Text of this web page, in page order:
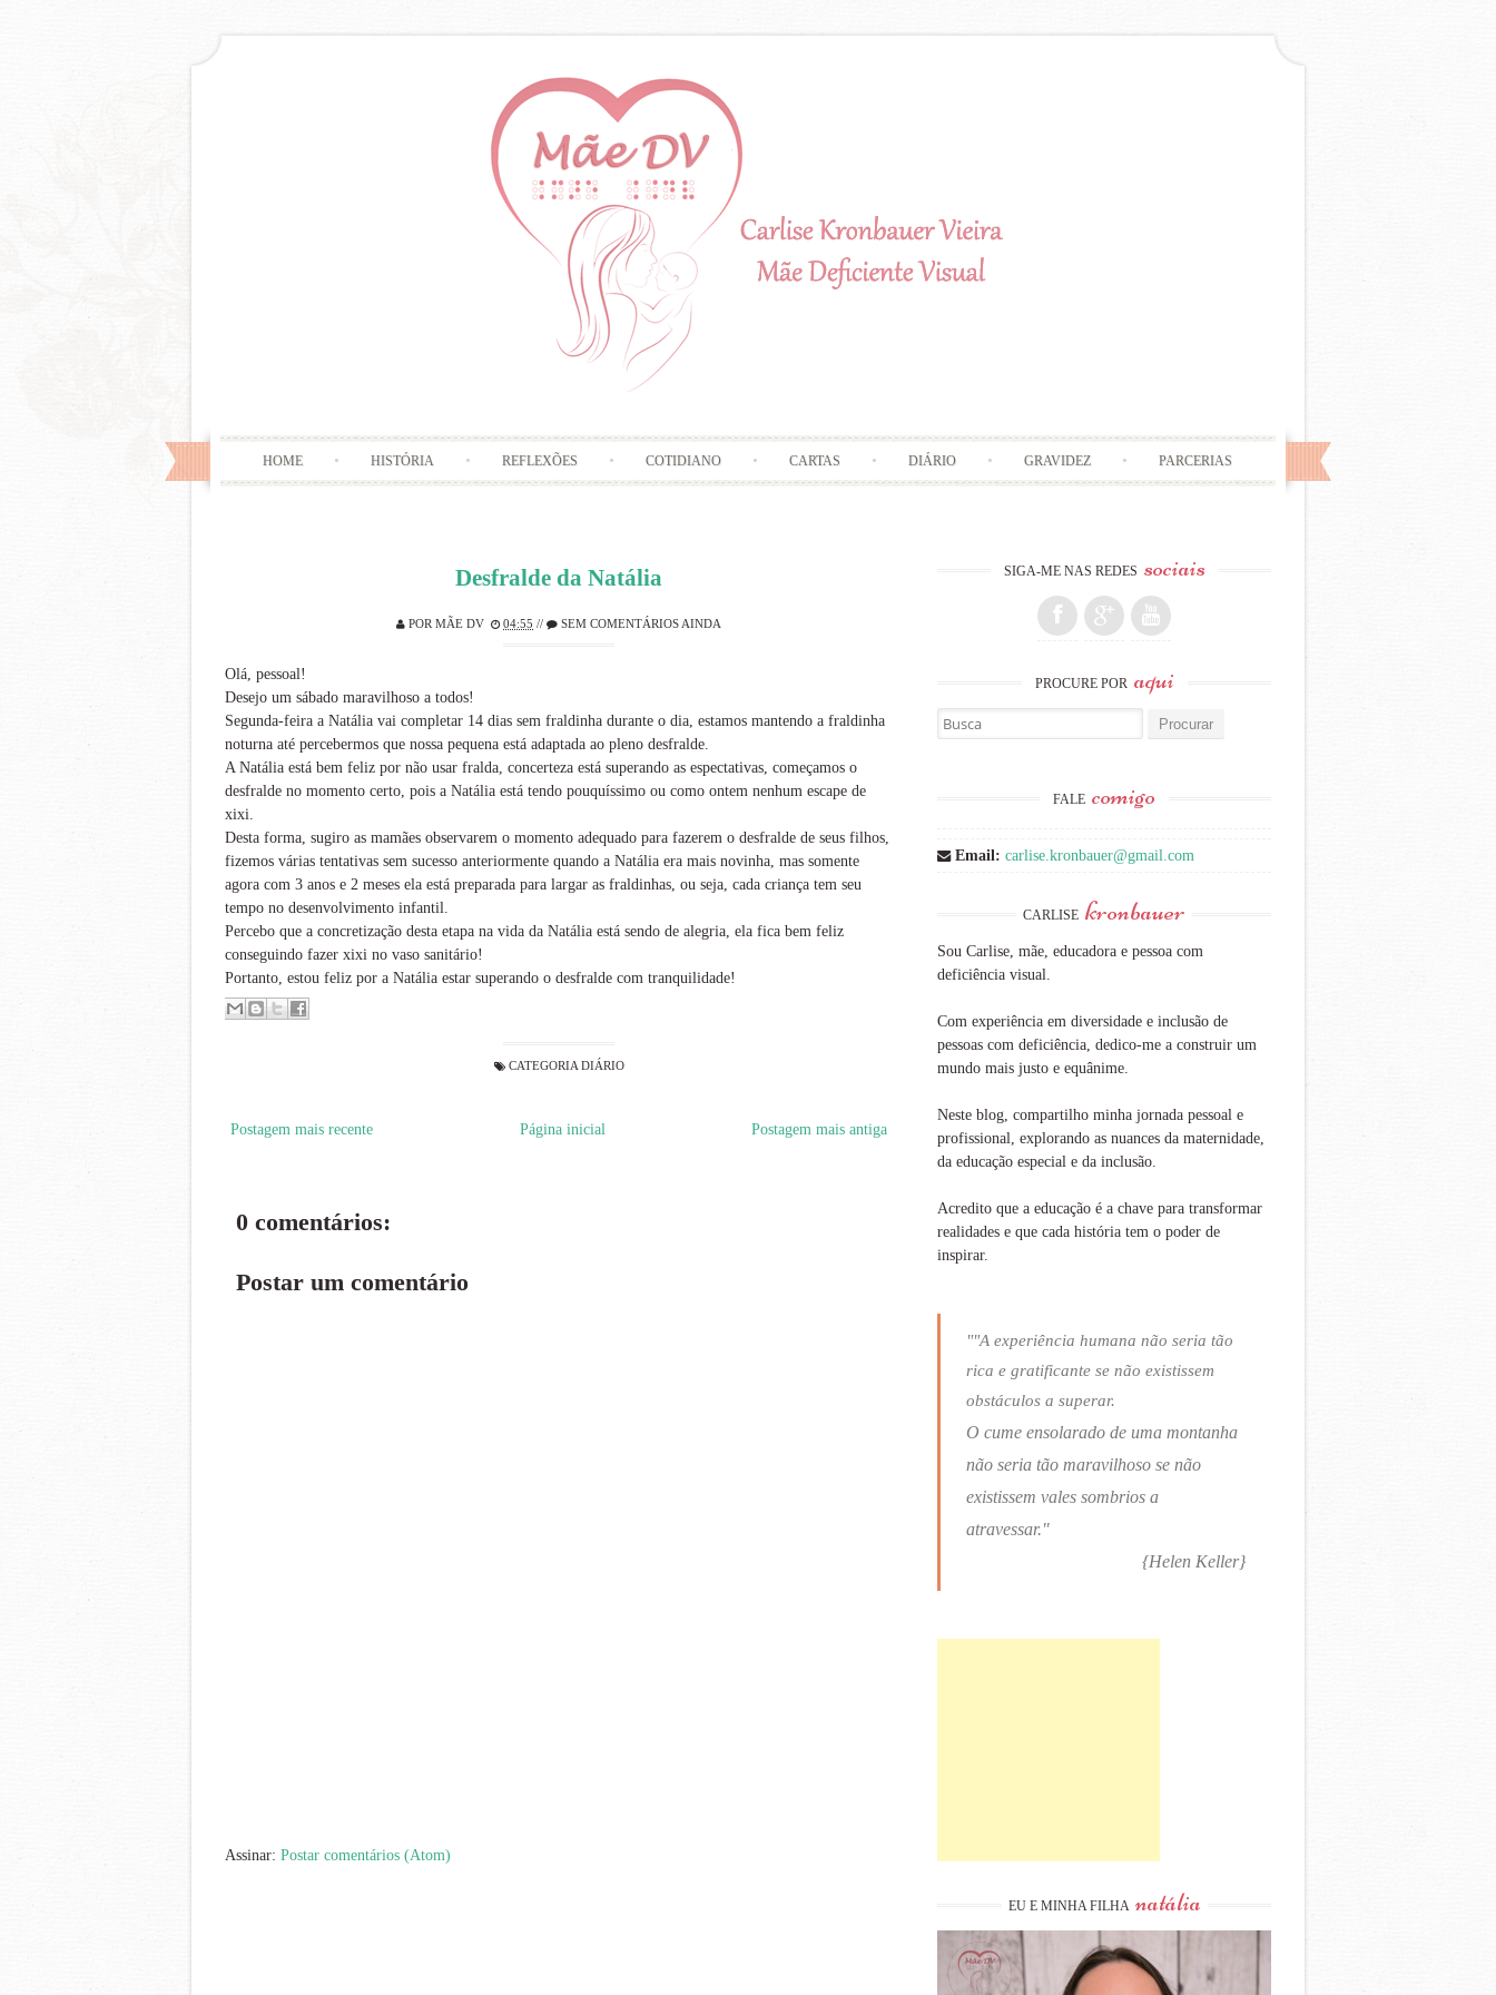
HOME HISTÓRIA REFLEXÕES COTIDIANO CARTAS DIÁRIO GRAVIDEZ PARCERIAS
Desfralde da Natália
POR MÃE DV 04:55 // SEM COMENTÁRIOS AINDA
Olá, pessoal!
Desejo um sábado maravilhoso a todos!
Segunda-feira a Natália vai completar 14 dias sem fraldinha durante o dia, estamos mantendo a fraldinha
noturna até percebermos que nossa pequena está adaptada ao pleno desfralde.
A Natália está bem feliz por não usar fralda, concerteza está superando as espectativas, começamos o
desfralde no momento certo, pois a Natália está tendo pouquíssimo ou como ontem nenhum escape de
xixi.
Desta forma, sugiro as mamães observarem o momento adequado para fazerem o desfralde de seus filhos,
fizemos várias tentativas sem sucesso anteriormente quando a Natália era mais novinha, mas somente
agora com 3 anos e 2 meses ela está preparada para largar as fraldinhas, ou seja, cada criança tem seu
tempo no desenvolvimento infantil.
Percebo que a concretização desta etapa na vida da Natália está sendo de alegria, ela fica bem feliz
conseguindo fazer xixi no vaso sanitário!
Portanto, estou feliz por a Natália estar superando o desfralde com tranquilidade!
CATEGORIA DIÁRIO
Postagem mais recente Postagem mais antiga
Página inicial
0 comentários:
Postar um comentário
Assinar: Postar comentários (Atom)
SIGA-ME NAS REDES sociais
PROCURE POR aqui
Busca por:
FALE comigo
Email: carlise.kronbauer@gmail.com
CARLISE kronbauer
Sou Carlise, mãe, educadora e pessoa com
deficiência visual.
Com experiência em diversidade e inclusão de
pessoas com deficiência, dedico-me a construir um
mundo mais justo e equânime.
Neste blog, compartilho minha jornada pessoal e
profissional, explorando as nuances da maternidade,
da educação especial e da inclusão.
Acredito que a educação é a chave para transformar
realidades e que cada história tem o poder de
inspirar.
""A experiência humana não seria tão
rica e gratificante se não existissem
obstáculos a superar.
O cume ensolarado de uma montanha
não seria tão maravilhoso se não
existissem vales sombrios a
atravessar."
{Helen Keller}
EU E MINHA FILHA natália